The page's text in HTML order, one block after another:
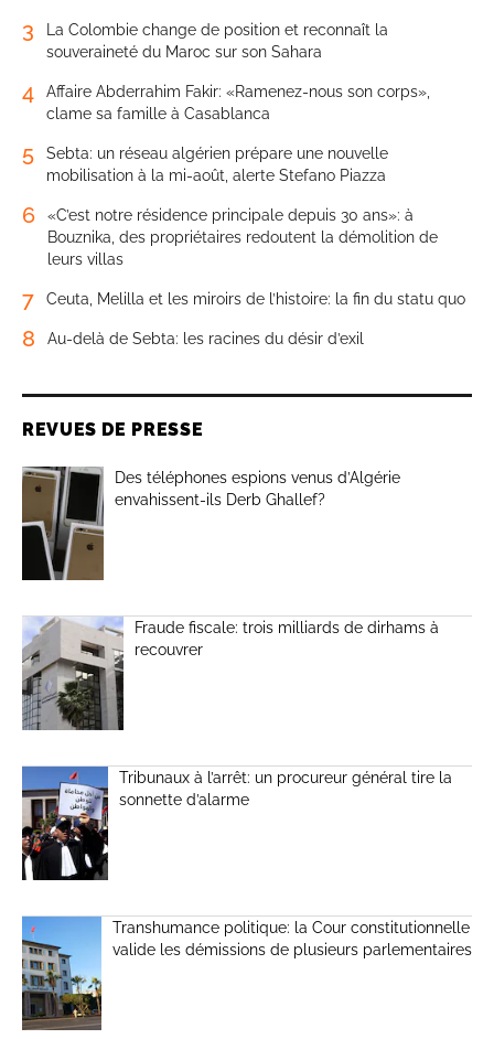
3
La Colombie change de position et reconnaît la
souveraineté du Maroc sur son Sahara
4
Affaire Abderrahim Fakir: «Ramenez-nous son corps»,
clame sa famille à Casablanca
5
Sebta: un réseau algérien prépare une nouvelle
mobilisation à la mi-août, alerte Stefano Piazza
6
«C’est notre résidence principale depuis 30 ans»: à
Bouznika, des propriétaires redoutent la démolition de
leurs villas
7 Ceuta, Melilla et les miroirs de l’histoire: la fin du statu quo
8 Au-delà de Sebta: les racines du désir d’exil
REVUES DE PRESSE
Des téléphones espions venus d’Algérie
envahissent-ils Derb Ghallef?
Fraude fiscale: trois milliards de dirhams à
recouvrer
Tribunaux à l’arrêt: un procureur général tire la
sonnette d’alarme
Transhumance politique: la Cour constitutionnelle
valide les démissions de plusieurs parlementaires